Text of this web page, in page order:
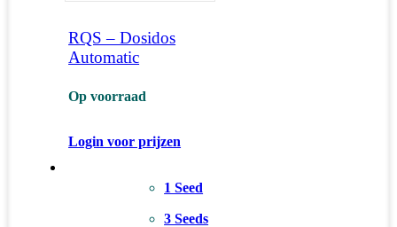
RQS – Dosidos
Automatic
Op voorraad
Login voor prijzen
1 Seed
3 Seeds